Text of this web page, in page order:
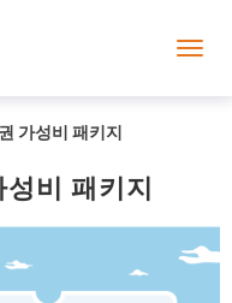
가성비 패키지
비 패키지